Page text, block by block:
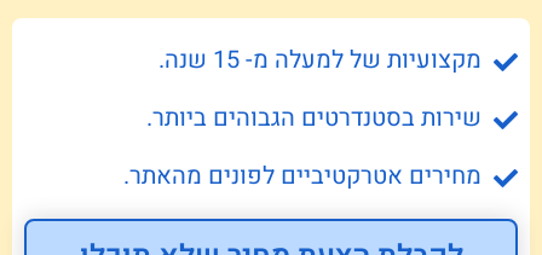
מקצועיות של למעלה מ- 15 שנה.
שירות בסטנדרטים הגבוהים ביותר.
מחירים אטרקטיביים לפונים מהאתר.